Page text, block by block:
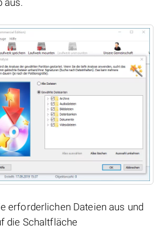
erforderlichen Dateien aus und
die Schaltfläche